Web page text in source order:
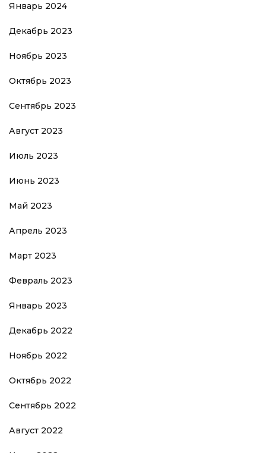
Январь 2024
Декабрь 2023
Ноябрь 2023
Октябрь 2023
Сентябрь 2023
Август 2023
Июль 2023
Июнь 2023
Май 2023
Апрель 2023
Март 2023
Февраль 2023
Январь 2023
Декабрь 2022
Ноябрь 2022
Октябрь 2022
Сентябрь 2022
Август 2022